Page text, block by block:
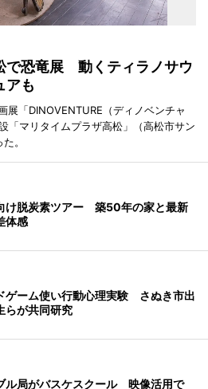
で恐竜展 動くティラノサウ
アも
展「DINOVENTURE（ディノベンチャ
「マリタイムプラザ高松」（高松市サン
。
け脱炭素ツアー 築50年の家と最新
体感
ゲーム使い行動心理実験 さぬき市出
らが共同研究
ル局がバスケスクール 映像活用で